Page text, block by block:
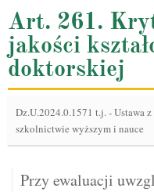
Art. 261.
jakości
doktorskiej
Dz.U.2024.0.1571 t.j.-Ustawa
szkolnictwie wyższym i nauce
Przy ewaluacji